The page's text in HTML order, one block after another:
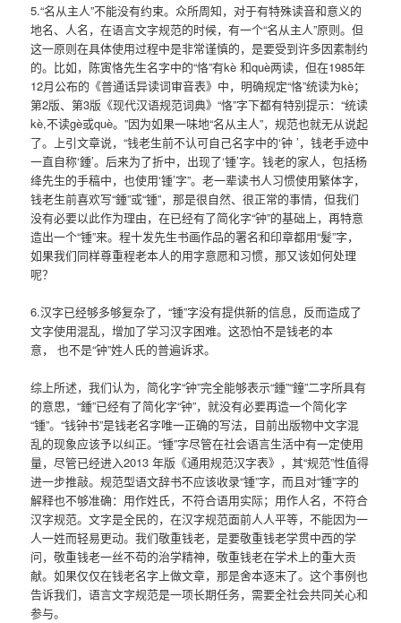
5.“名从主人”不能没有约束。众所周知，对于有特殊读音和意义的
地名、人名，在语言文字规范的时候，有一个“名从主人”原则。但
这一原则在具体使用过程中是非常谨慎的，是要受到许多因素制约
的。比如，陈寅恪先生名字中的“恪”有kè 和què两读，但在1985年
12月公布的《普通话异读词审音表》中，明确规定“恪”统读为kè；
第2版、第3版《现代汉语规范词典》“恪”字下都有特别提示：“统读
kè,不读gè或què。”因为如果一味地“名从主人”，规范也就无从说起
了。上引文章说，“钱老生前不认可自己名字中的‘钟 ’，钱老手迹中
一直自称‘鍾’。后来为了折中，出现了‘锺’字。钱老的家人，包括杨
绛先生的手稿中，也使用‘锺’字”。老一辈读书人习惯使用繁体字，
钱老生前喜欢写“鍾”或“锺”，那是很自然、很正常的事情，但我们
没有必要以此作为理由，在已经有了简化字“钟”的基础上，再特意
造出一个“锺”来。程十发先生书画作品的署名和印章都用“髮”字，
如果我们同样尊重程老本人的用字意愿和习惯，那又该如何处理
呢？
6.汉字已经够多够复杂了，“锺”字没有提供新的信息，反而造成了
文字使用混乱，增加了学习汉字困难。这恐怕不是钱老的本
意， 也不是“钟”姓人氏的普遍诉求。
综上所述，我们认为，简化字“钟”完全能够表示“鍾”“鐘”二字所具有
的意思，“鍾”已经有了简化字“钟”，就没有必要再造一个简化字
“锺”。“钱钟书”是钱老名字唯一正确的写法，目前出版物中文字混
乱的现象应该予以纠正。“锺”字尽管在社会语言生活中有一定使用
量，尽管已经进入2013 年版《通用规范汉字表》，其“规范”性值得
进一步推敲。规范型语文辞书不应该收录“锺”字，而且对“锺”字的
解释也不够准确：用作姓氏，不符合语用实际；用作人名，不符合
汉字规范。文字是全民的，在汉字规范面前人人平等，不能因为一
人一姓而轻易更动。我们敬重钱老，是要敬重钱老学贯中西的学
问，敬重钱老一丝不苟的治学精神，敬重钱老在学术上的重大贡
献。如果仅仅在钱老名字上做文章，那是舍本逐末了。这个事例也
告诉我们，语言文字规范是一项长期任务，需要全社会共同关心和
参与。